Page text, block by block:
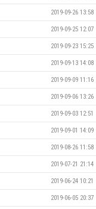
2019-09-26 13:58
2019-09-25 12:07
2019-09-23 15:25
2019-09-13 14:08
2019-09-09 11:16
2019-09-06 13:26
2019-09-03 12:51
2019-09-01 14:09
2019-08-26 11:58
2019-07-21 21:14
2019-06-24 10:21
2019-06-05 20:37